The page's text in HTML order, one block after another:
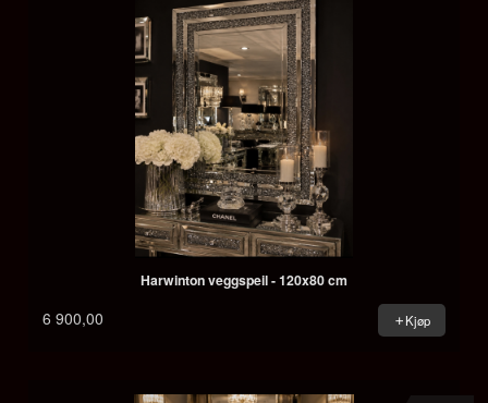
Harwinton veggspeil - 120x80 cm
6 900,00 Kjøp